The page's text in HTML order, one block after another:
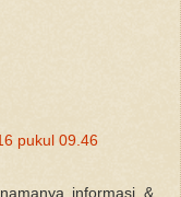
pukul 09.46
informasi &